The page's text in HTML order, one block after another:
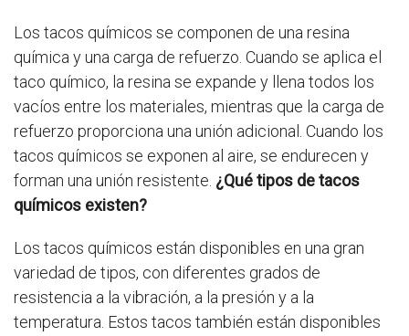
Los tacos químicos se componen de una resina
química y una carga de refuerzo. Cuando se aplica el
taco químico, la resina se expande y llena todos los
vacíos entre los materiales, mientras que la carga de
refuerzo proporciona una unión adicional. Cuando los
tacos químicos se exponen al aire, se endurecen y
forman una unión resistente. ¿Qué tipos de tacos
químicos existen?
Los tacos químicos están disponibles en una gran
variedad de tipos, con diferentes grados de
resistencia a la vibración, a la presión y a la
temperatura. Estos tacos también están disponibles